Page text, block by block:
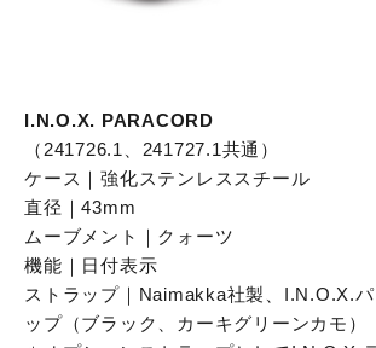
I.N.O.X. PARACORD
（241726.1、241727.1共通）
ケース｜強化ステンレススチール
直径｜43mm
ムーブメント｜クォーツ
機能｜日付表示
ストラップ｜Naimakka社製、I.N.O.X.
ップ（ブラック、カーキグリーンカモ）